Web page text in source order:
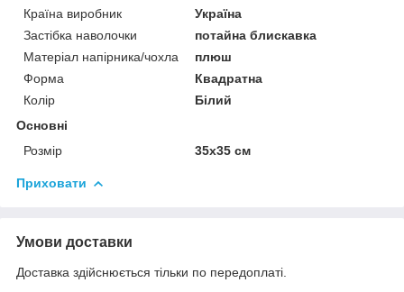
Країна виробник
Україна
Застібка наволочки
потайна блискавка
Матеріал напірника/чохла
плюш
Форма
Квадратна
Колір
Білий
Основні
Розмір
35x35 см
Приховати
Умови доставки
Доставка здійснюється тільки по передоплаті.